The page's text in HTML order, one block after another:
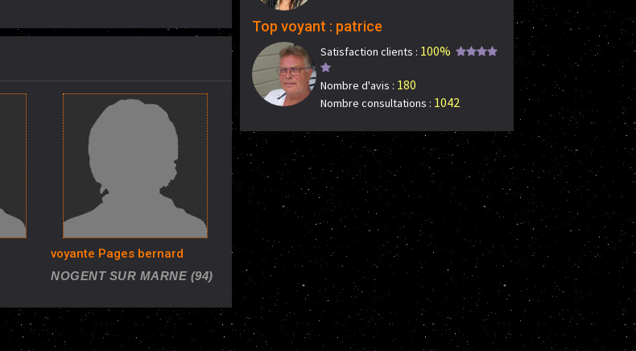
voyante Pages bernard
NOGENT SUR MARNE (94)
Top voyant : patrice
Satisfaction clients : 100%
Nombre d'avis : 180
Nombre consultations : 1042